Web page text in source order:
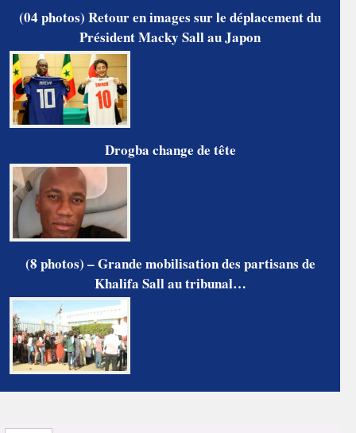
(04 photos) Retour en images sur le déplacement du
Président Macky Sall au Japon
Drogba change de tête
(8 photos) – Grande mobilisation des partisans de
Khalifa Sall au tribunal…